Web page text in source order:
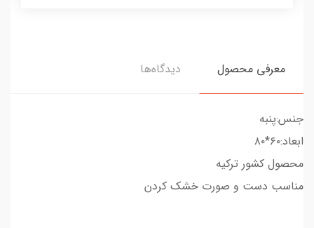
معرفی محصول دیدگاه‌ها
جنس:پنبه
ابعاد:۶۰*۸۰
محصول کشور ترکیه
مناسب دست و صورت خشک کردن